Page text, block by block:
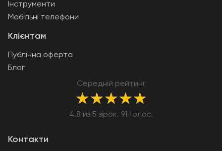
Контакти
Клієнтам
Публічна оферта
Блог
Середній рейтинг
★★★★★
4.8 из 5 зірок. 91 голос.
Інструменти
Мобільні телефони